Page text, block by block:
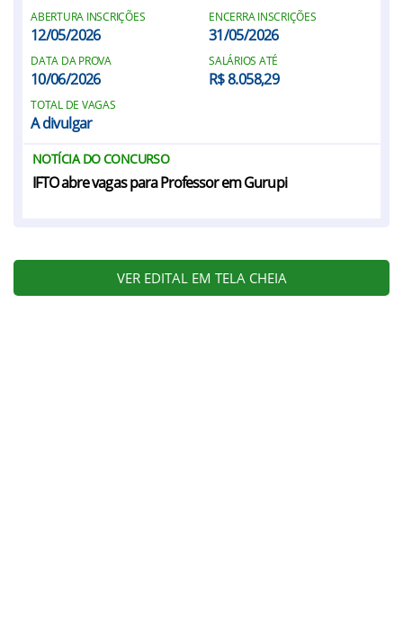
ABERTURA INSCRIÇÕES
12/05/2026
ENCERRA INSCRIÇÕES
31/05/2026
DATA DA PROVA
10/06/2026
SALÁRIOS ATÉ
R$ 8.058,29
TOTAL DE VAGAS
A divulgar
NOTÍCIA DO CONCURSO
IFTO abre vagas para Professor em Gurupi
VER EDITAL EM TELA CHEIA